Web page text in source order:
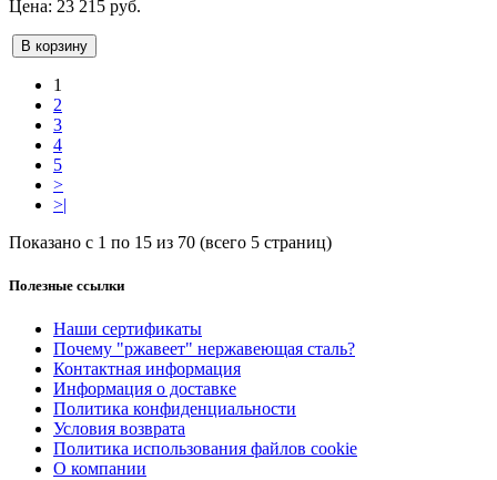
23 215 руб.
В корзину
1
2
3
4
5
>
>|
Показано с 1 по 15 из 70 (всего 5 страниц)
Полезные ссылки
Наши сертификаты
Почему "ржавеет" нержавеющая сталь?
Контактная информация
Информация о доставке
Политика конфиденциальности
Условия возврата
Политика использования файлов cookie
О компании